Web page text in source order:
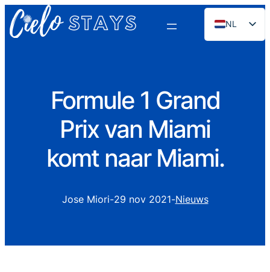
NL
EN
Formule 1 Grand
Prix van Miami
komt naar Miami.
Jose Miori-29 nov 2021-Nieuws